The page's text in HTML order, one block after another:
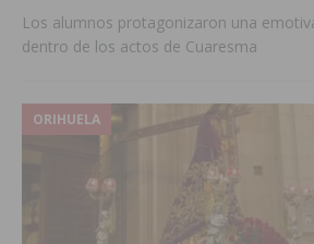
Los alumnos protagonizaron una
dentro de los actos de Cuaresma
ORIHUELA